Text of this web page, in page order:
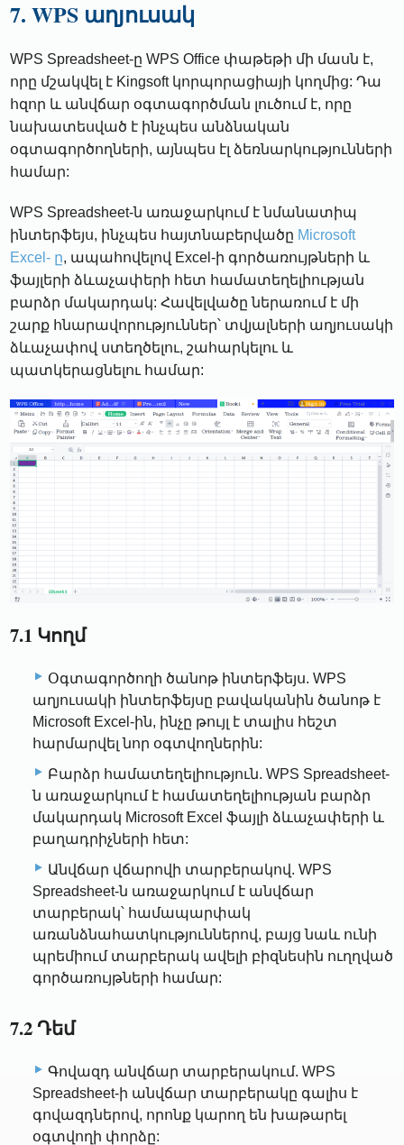
7. WPS աղյուսակ
WPS Spreadsheet-ը WPS Office փաթեթի մի մասն է,
որը մշակվել է Kingsoft կորպորացիայի կողմից: Դա
հզոր և անվճար օգտագործման լուծում է, որը
նախատեսված է ինչպես անձնական
օգտագործողների, այնպես էլ ձեռնարկությունների
համար:
WPS Spreadsheet-ն առաջարկում է նմանատիպ
ինտերֆեյս, ինչպես հայտնաբերվածը Microsoft
Excel- ը, ապահովելով Excel-ի գործառույթների և
ֆայլերի ձևաչափերի հետ համատեղելիության
բարձր մակարդակ: Հավելվածը ներառում է մի
շարք հնարավորություններ՝ տվյալների աղյուսակի
ձևաչափով ստեղծելու, շահարկելու և
պատկերացնելու համար:
7.1 Կողմ
Օգտագործողի ծանոթ ինտերֆեյս. WPS
աղյուսակի ինտերֆեյսը բավականին ծանոթ է
Microsoft Excel-ին, ինչը թույլ է տալիս հեշտ
հարմարվել նոր օգտվողներին:
Բարձր համատեղելիություն. WPS Spreadsheet-
ն առաջարկում է համատեղելիության բարձր
մակարդակ Microsoft Excel ֆայլի ձևաչափերի և
բաղադրիչների հետ:
Անվճար վճարովի տարբերակով. WPS
Spreadsheet-ն առաջարկում է անվճար
տարբերակ՝ համապարփակ
առանձնահատկություններով, բայց նաև ունի
պրեմիում տարբերակ ավելի բիզնեսին ուղղված
գործառույթների համար:
7.2 Դեմ
Գովազդ անվճար տարբերակում. WPS
Spreadsheet-ի անվճար տարբերակը գալիս է
գովազդներով, որոնք կարող են խաթարել
օգտվողի փորձը: